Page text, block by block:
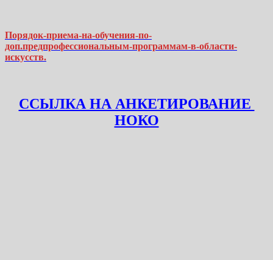
Порядок-приема-на-обучения-по-
доп.предпрофессиональным-программам-в-области-
искусств.
ССЫЛКА НА АНКЕТИРОВАНИЕ
НОКО